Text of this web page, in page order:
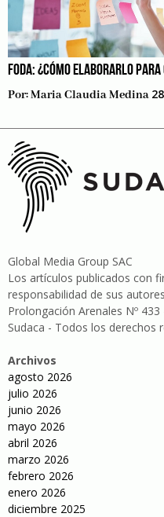
FODA: ¿CÓMO ELABORARLO
Por:Maria Claudia Medina
Global Media Group SAC
Los artículos publicados con
responsabilidad de sus
Prolongación Arenales Nº 433
Sudaca - Todos los derechos
Archivos
agosto 2026
julio 2026
junio 2026
mayo 2026
abril 2026
marzo 2026
febrero 2026
enero 2026
diciembre 2025